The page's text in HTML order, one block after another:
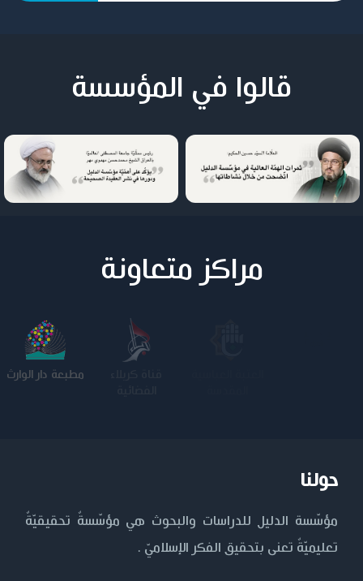
قالوا في المؤسسة
مراكز متعاونة
مطبعة دار الوارث
حولنا
مؤسّسة الدليل للدراسات والبحوث هي مؤسّسةٌ تحقيقيّةٌ
تعليميّةٌ تعنى بتحقيق الفكر الإسلاميّ .